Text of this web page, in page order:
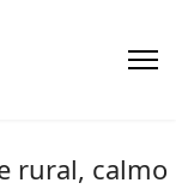
rural, calmo